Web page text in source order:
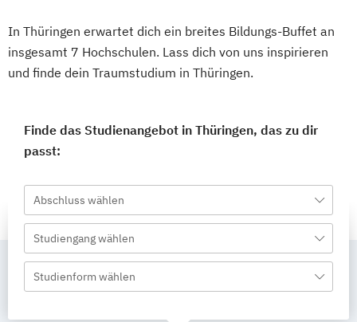
In Thüringen erwartet dich ein breites Bildungs-Buffet an
insgesamt 7 Hochschulen. Lass dich von uns inspirieren
und finde dein Traumstudium in Thüringen.
Finde das Studienangebot in Thüringen, das zu dir
passt:
Abschluss wählen
Studiengang wählen
Studienform wählen